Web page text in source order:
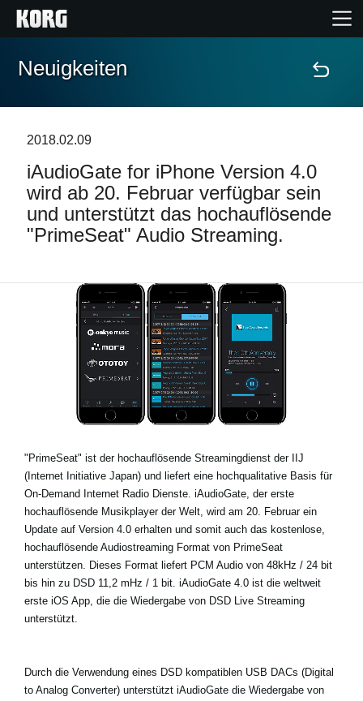
Home
Extras
Events
Händlersuche
Neuigkeiten
Gebiet / Land
Social Media
Über KORG
Neuigkeiten
2018.02.09
iAudioGate for iPhone Version 4.0
wird ab 20. Februar verfügbar sein
und unterstützt das hochauflösende
"PrimeSeat" Audio Streaming.
"PrimeSeat" ist der hochauflösende Streamingdienst der IIJ
(Internet Initiative Japan) und liefert eine hochqualitative Basis für
On-Demand Internet Radio Dienste. iAudioGate, der erste
hochauflösende Musikplayer der Welt, wird am 20. Februar ein
Update auf Version 4.0 erhalten und somit auch das kostenlose,
hochauflösende Audiostreaming Format von PrimeSeat
unterstützen. Dieses Format liefert PCM Audio von 48kHz / 24 bit
bis hin zu DSD 11,2 mHz / 1 bit. iAudioGate 4.0 ist die weltweit
erste iOS App, die die Wiedergabe von DSD Live Streaming
unterstützt.
Durch die Verwendung eines DSD kompatiblen USB DACs (Digital
to Analog Converter) unterstützt iAudioGate die Wiedergabe von